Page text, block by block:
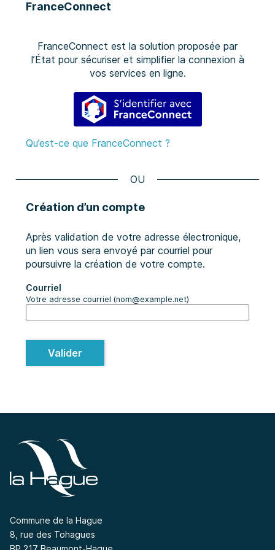
FranceConnect
FranceConnect est la solution proposée par
l’État pour sécuriser et simplifier la connexion à
vos services en ligne.
S’identifier avec
Qu’est-ce que FranceConnect ?
Création d’un compte
Après validation de votre adresse électronique,
un lien vous sera envoyé par courriel pour
poursuivre la création de votre compte.
Courriel
Votre adresse courriel (nom@example.net)
Valider
Commune de la Hague
8, rue des Tohagues